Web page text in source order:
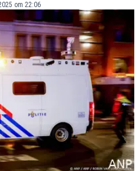
om 22:06